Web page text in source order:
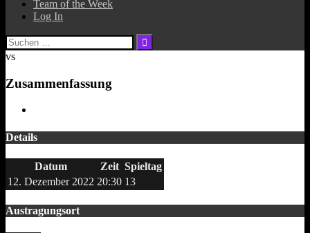
Team of the Week
Log In
Suchen
nach:
vs
Zusammenfassung
Details
Datum Zeit Spieltag
12. Dezember 2022 20:30 13
Austragungsort